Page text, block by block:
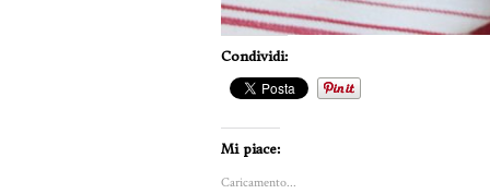
Condividi:
Mi piace:
Caricamento...